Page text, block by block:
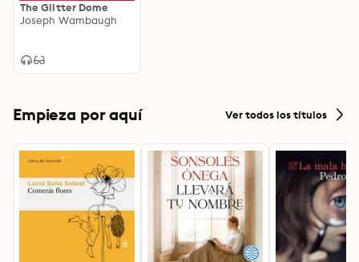
The Glitter Dome
Joseph Wambaugh
Empieza por aquí Ver todos los títulos